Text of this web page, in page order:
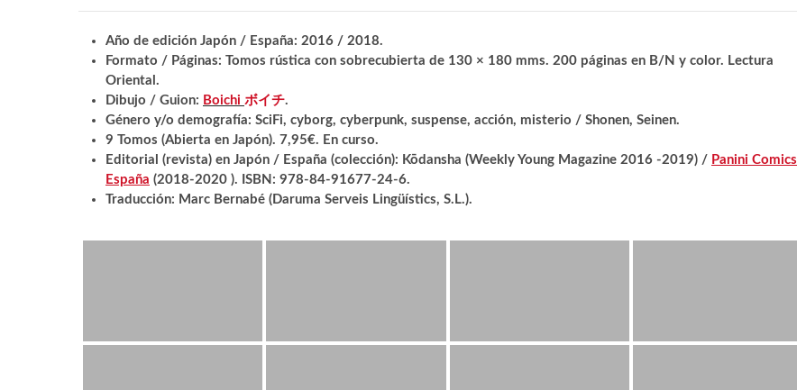
Año de edición Japón / España: 2016 / 2018.
Formato / Páginas: Tomos rústica con sobrecubierta de 130 × 180 mms. 200 páginas en B/N y color. Lectura
Oriental.
Dibujo / Guion: Boichi ボイチ.
Género y/o demografía: SciFi, cyborg, cyberpunk, suspense, acción, misterio / Shonen, Seinen.
9 Tomos (Abierta en Japón). 7,95€. En curso.
Editorial (revista) en Japón / España (colección): Kōdansha (Weekly Young Magazine 2016 -2019) / Panini Comics
España (2018-2020 ). ISBN: 978-84-91677-24-6.
Traducción: Marc Bernabé (Daruma Serveis Lingüístics, S.L.).